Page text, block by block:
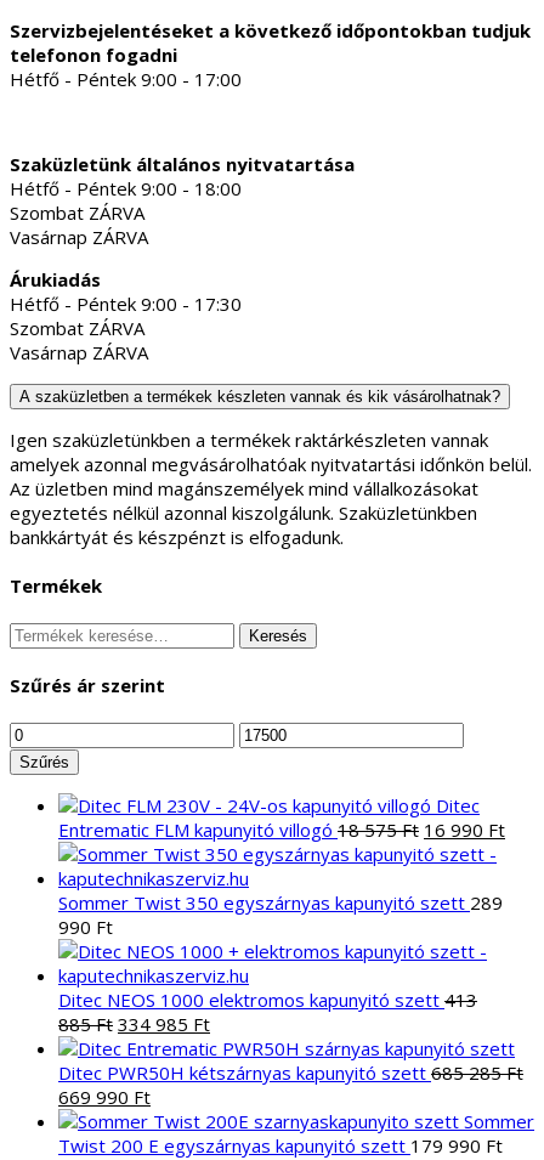
Szervizbejelentéseket a következő időpontokban tudjuk
telefonon fogadni
Hétfő - Péntek 9:00 - 17:00
Szaküzletünk általános nyitvatartása
Hétfő - Péntek 9:00 - 18:00
Szombat ZÁRVA
Vasárnap ZÁRVA
Árukiadás
Hétfő - Péntek 9:00 - 17:30
Szombat ZÁRVA
Vasárnap ZÁRVA
A szaküzletben a termékek készleten vannak és kik vásárolhatnak?
Igen szaküzletünkben a termékek raktárkészleten vannak
amelyek azonnal megvásárolhatóak nyitvatartási időnkön belül.
Az üzletben mind magánszemélyek mind vállalkozásokat
egyeztetés nélkül azonnal kiszolgálunk. Szaküzletünkben
bankkártyát és készpénzt is elfogadunk.
Termékek
Keresés
következőre:
Keresés
Szűrés ár szerint
Min
ár
Max
Szűrés
Ditec
Entrematic FLM kapunyitó villogó 18 575Ft Original
price
18
16 990 Ft
Sommer Twist 350 egyszárnyas kapunyitó szett 289
990 Ft
Ditec NEOS 1000 elektromos kapunyitó szett 413
885Ft Original
price
was:
413
885 Ft.
334 985 FtCurrent
price
is:
985 Ft.
Ditec PWR50H kétszárnyas kapunyitó szett 685 285Ft
Original
price
was:
669 990 FtCurrent
price
is:
Sommer
Twist 200 E egyszárnyas kapunyitó szett 179 990 Ft